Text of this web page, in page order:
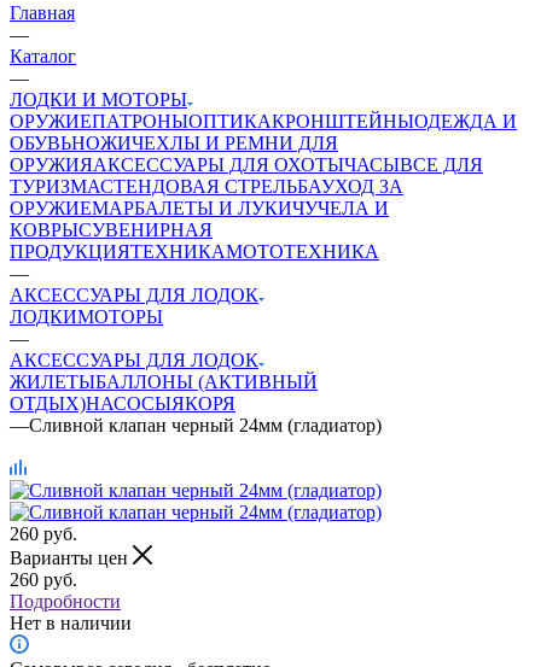
Главная
—
Каталог
—
ЛОДКИ И МОТОРЫ
ОРУЖИЕПАТРОНЫОПТИКАКРОНШТЕЙНЫОДЕЖДА И
ОБУВЬНОЖИЧЕХЛЫ И РЕМНИ ДЛЯ
ОРУЖИЯАКСЕССУАРЫ ДЛЯ ОХОТЫЧАСЫВСЕ ДЛЯ
ТУРИЗМАСТЕНДОВАЯ СТРЕЛЬБАУХОД ЗА
ОРУЖИЕМАРБАЛЕТЫ И ЛУКИЧУЧЕЛА И
КОВРЫСУВЕНИРНАЯ
ПРОДУКЦИЯТЕХНИКАМОТОТЕХНИКА
—
АКСЕССУАРЫ ДЛЯ ЛОДОК
ЛОДКИМОТОРЫ
—
АКСЕССУАРЫ ДЛЯ ЛОДОК
ЖИЛЕТЫБАЛЛОНЫ (АКТИВНЫЙ
ОТДЫХ)НАСОСЫЯКОРЯ
—Сливной клапан черный 24мм (гладиатор)
260 руб.
Варианты цен
260 руб.
Подробности
Нет в наличии